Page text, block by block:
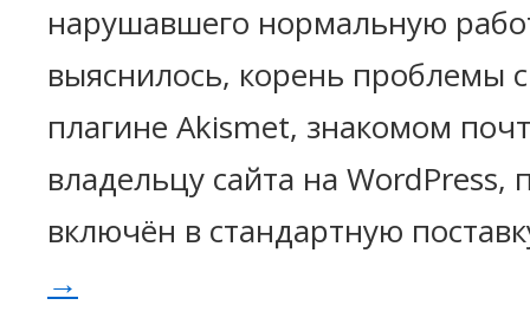
нарушавшего нормальную
выяснилось, корень проблемы
плагине Akismet, знакомом
владельцу сайта на WordPress,
включён в стандартную
→